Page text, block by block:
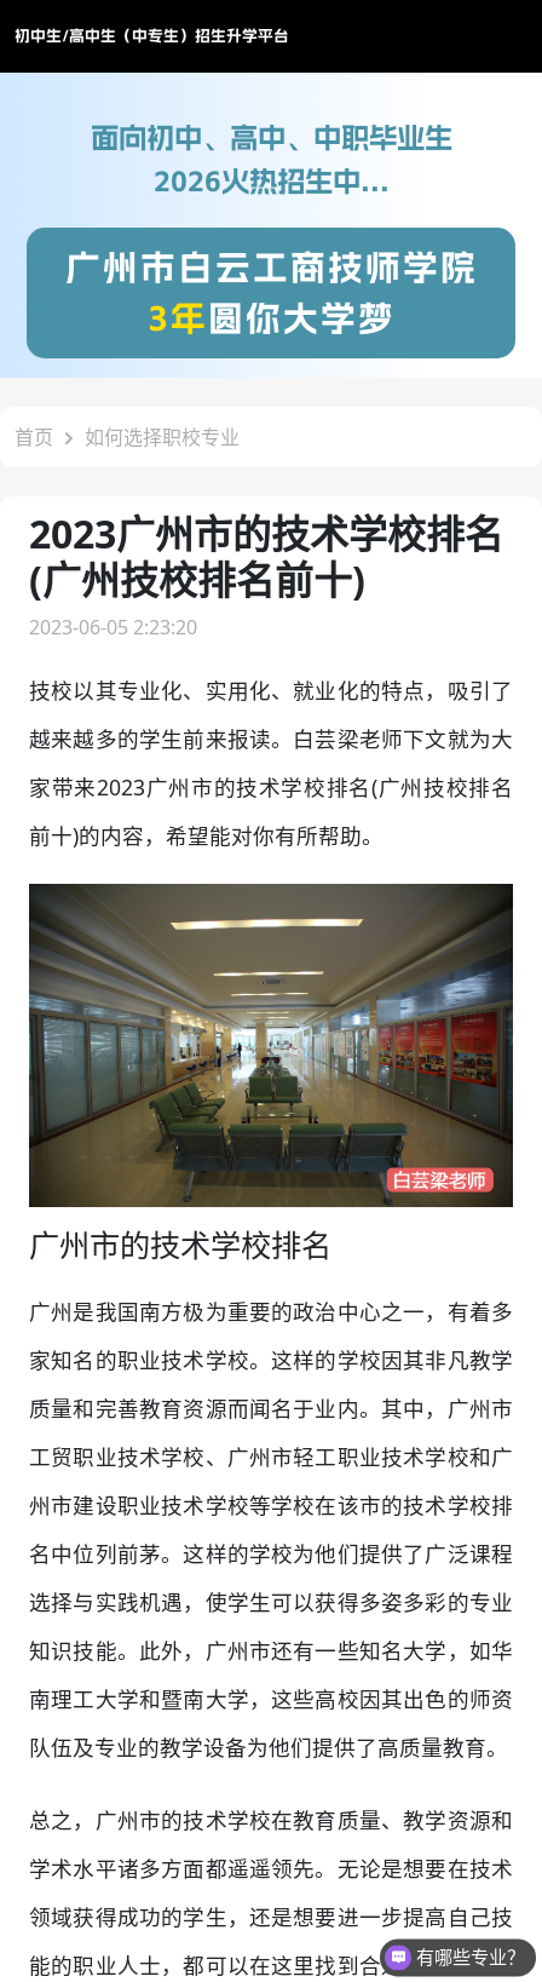
初中生/高中生（中专生）招生升学平台
面向初中、高中、中职毕业生
2026火热招生中...
广州市白云工商技师学院
3年圆你大学梦
首页 如何选择职校专业
2023广州市的技术学校排名
(广州技校排名前十)
2023-06-05 2:23:20
技校以其专业化、实用化、就业化的特点，吸引了
越来越多的学生前来报读。白芸梁老师下文就为大
家带来2023广州市的技术学校排名(广州技校排名
前十)的内容，希望能对你有所帮助。
广州市的技术学校排名
广州是我国南方极为重要的政治中心之一，有着多
家知名的职业技术学校。这样的学校因其非凡教学
质量和完善教育资源而闻名于业内。其中，广州市
工贸职业技术学校、广州市轻工职业技术学校和广
州市建设职业技术学校等学校在该市的技术学校排
名中位列前茅。这样的学校为他们提供了广泛课程
选择与实践机遇，使学生可以获得多姿多彩的专业
知识技能。此外，广州市还有一些知名大学，如华
南理工大学和暨南大学，这些高校因其出色的师资
队伍及专业的教学设备为他们提供了高质量教育。
总之，广州市的技术学校在教育质量、教学资源和
学术水平诸多方面都遥遥领先。无论是想要在技术
领域获得成功的学生，还是想要进一步提高自己技
能的职业人士，都可以在这里找到合适的学校和课
有哪些专业？